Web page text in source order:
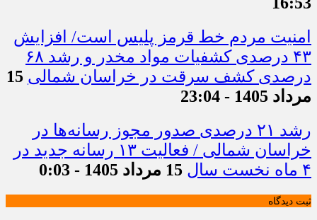
امنیت مردم خط قرمز پلیس است/ افزایش
۴۳ درصدی کشفیات مواد مخدر و رشد ۶۸
درصدی کشف سرقت در خراسان شمالی 15
مرداد 1405 - 23:04
رشد ۲۱ درصدی صدور مجوز رسانه‌ها در
خراسان شمالی / فعالیت ۱۳ رسانه جدید در
۴ ماه نخست سال
15 مرداد 1405 - 0:03
ثبت دیدگاه